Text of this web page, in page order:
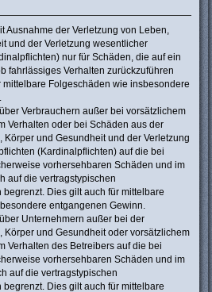
Ausnahme der Verletzung von Leben,
und der Verletzung wesentlicher
nur für Schäden, die auf ein
fahrlässiges Verhalten zurückzuführen
mittelbare Folgeschäden wie insbesondere
Verbrauchern außer bei vorsätzlichem
Verhalten oder bei Schäden aus der
Körper und Gesundheit und der Verletzung
(Kardinalpflichten) auf die bei
vorhersehbaren Schäden und im
auf die vertragstypischen
begrenzt. Dies gilt auch für mittelbare
entgangenen Gewinn.
Unternehmern außer bei der
Körper und Gesundheit oder vorsätzlichem
Verhalten des Betreibers auf die bei
vorhersehbaren Schäden und im
auf die vertragstypischen
begrenzt. Dies gilt auch für mittelbare